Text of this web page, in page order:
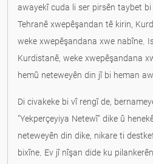
awayekî cuda li ser pirsên taybet
Tehranê xwepêşandan tê kirin,
weke xwepêşandana xwe nabîne.
Kurdistanê, weke xwepêşandana
hemû neteweyên din jî bi heman
Di civakeke bi vî rengî de,
"Yekperçeyiya Netewî" dike û
neteweyên din dike, nikare ti
bixîne. Ev jî nîşan dide ku